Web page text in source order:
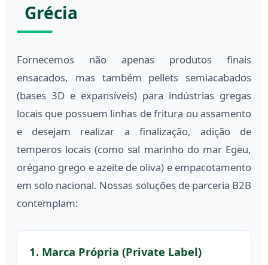
Grécia
Fornecemos não apenas produtos finais
ensacados, mas também pellets semiacabados
(bases 3D e expansíveis) para indústrias gregas
locais que possuem linhas de fritura ou assamento
e desejam realizar a finalização, adição de
temperos locais (como sal marinho do mar Egeu,
orégano grego e azeite de oliva) e empacotamento
em solo nacional. Nossas soluções de parceria B2B
contemplam:
1. Marca Própria (Private Label)